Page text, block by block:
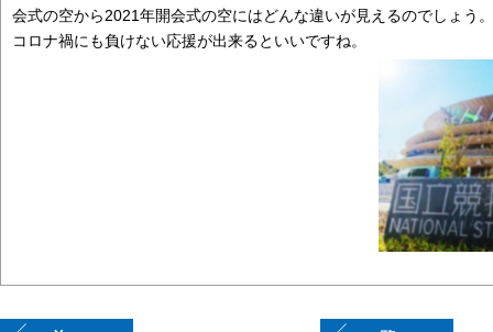
会式の空から2021年開会式の空にはどんな違いが見えるのでしょう。
コロナ禍にも負けない応援が出来るといいですね。